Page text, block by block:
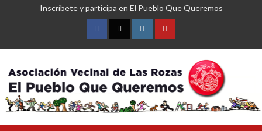
Inscríbete y participa en El Pueblo Que Queremos
FacebookTwitterInstagramYouTube